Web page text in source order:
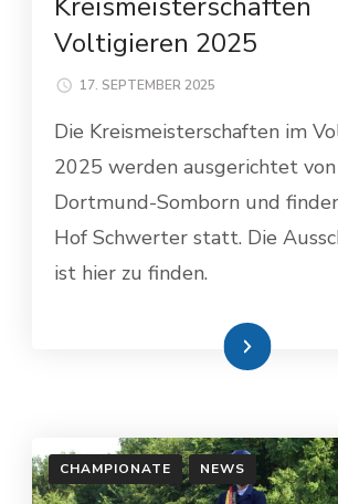
Voltigieren 2025
17. SEPTEMBER 2025
Die Kreismeisterschaften im
2025 werden ausgerichtet
Dortmund-Somborn und
Hof Schwerter statt. Die
ist hier zu finden.
Weiterlesen
CHAMPIONATE NEWS